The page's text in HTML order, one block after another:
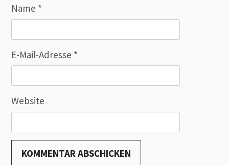
Name *
E-Mail-Adresse *
Website